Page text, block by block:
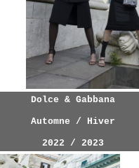
Dolce & Gabbana
Automne / Hiver
2022 / 2023